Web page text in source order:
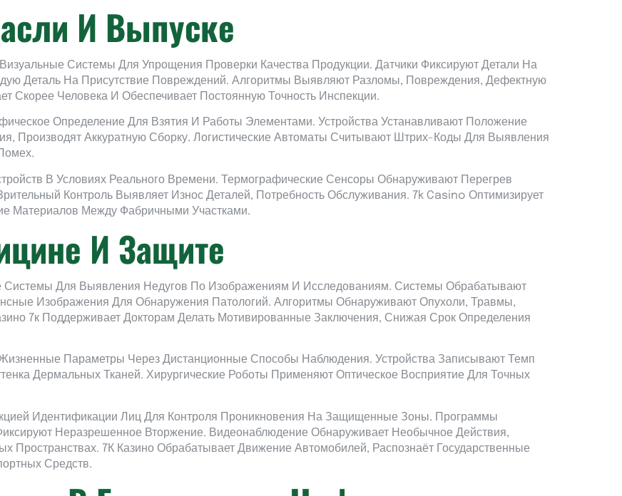
И Выпуске
Системы Для Упрощения Проверки Качества Продукции. Датчики Фиксируют Детали На
Деталь На Присутствие Повреждений. Алгоритмы Выявляют Разломы, Повреждения, Дефектную
Скорее Человека И Обеспечивает Постоянную Точность Инспекции.
Определение Для Взятия И Работы Элементами. Устройства Устанавливают Положение
Производят Аккуратную Сборку. Логистические Автоматы Считывают Штрих-Коды Для Выявления
В Условиях Реального Времени. Термографические Сенсоры Обнаруживают Перегрев
Контроль Выявляет Износ Деталей, Потребность Обслуживания. 7k Casino Оптимизирует
Материалов Между Фабричными Участками.
И Защите
Системы Для Выявления Недугов По Изображениям И Исследованиям. Системы Обрабатывают
Изображения Для Обнаружения Патологий. Алгоритмы Обнаруживают Опухоли, Травмы,
7к Поддерживает Докторам Делать Мотивированные Заключения, Снижая Срок Определения
Параметры Через Дистанционные Способы Наблюдения. Устройства Записывают Темп
Дермальных Тканей. Хирургические Роботы Применяют Оптическое Восприятие Для Точных
Идентификации Лиц Для Контроля Проникновения На Защищенные Зоны. Программы
Неразрешенное Вторжение. Видеонаблюдение Обнаруживает Необычное Действия,
7К Казино Обрабатывает Движение Автомобилей, Распознаёт Государственные
Средств.